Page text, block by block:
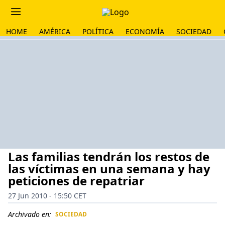
HOME AMÉRICA POLÍTICA ECONOMÍA SOCIEDAD
Las familias tendrán los restos de
las víctimas en una semana y hay
peticiones de repatriar
27 Jun 2010 - 15:50 CET
Archivado en: SOCIEDAD